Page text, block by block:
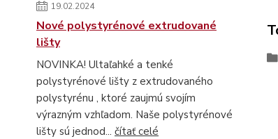
19.02.2024
Nové polystyrénové extrudované
lišty
NOVINKA! Ultaľahké a tenké
polystyrénové lišty z extrudovaného
polystyrénu , ktoré zaujmú svojím
výrazným vzhľadom. Naše polystyrénové
lišty sú jednod... čítať celé